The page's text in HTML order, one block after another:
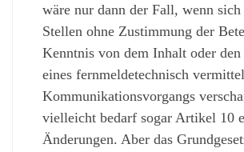
wäre nur dann der Fall, wenn sich
Stellen ohne Zustimmung der
Kenntnis von dem Inhalt oder den
eines fernmeldetechnisch
Kommunikationsvorgangs
vielleicht bedarf sogar Artikel 10
Änderungen. Aber das